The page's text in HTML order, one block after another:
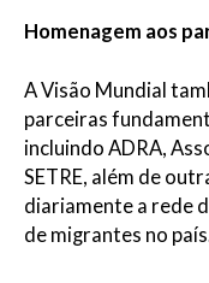
Homenagem aos
A Visão Mundial
parceiras
incluindo ADRA,
SETRE, além de
diariamente a rede
de migrantes no